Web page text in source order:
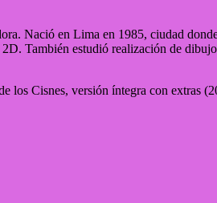
Nació en Lima en 1985, ciudad
También estudió realización de
los Cisnes, versión íntegra con extras